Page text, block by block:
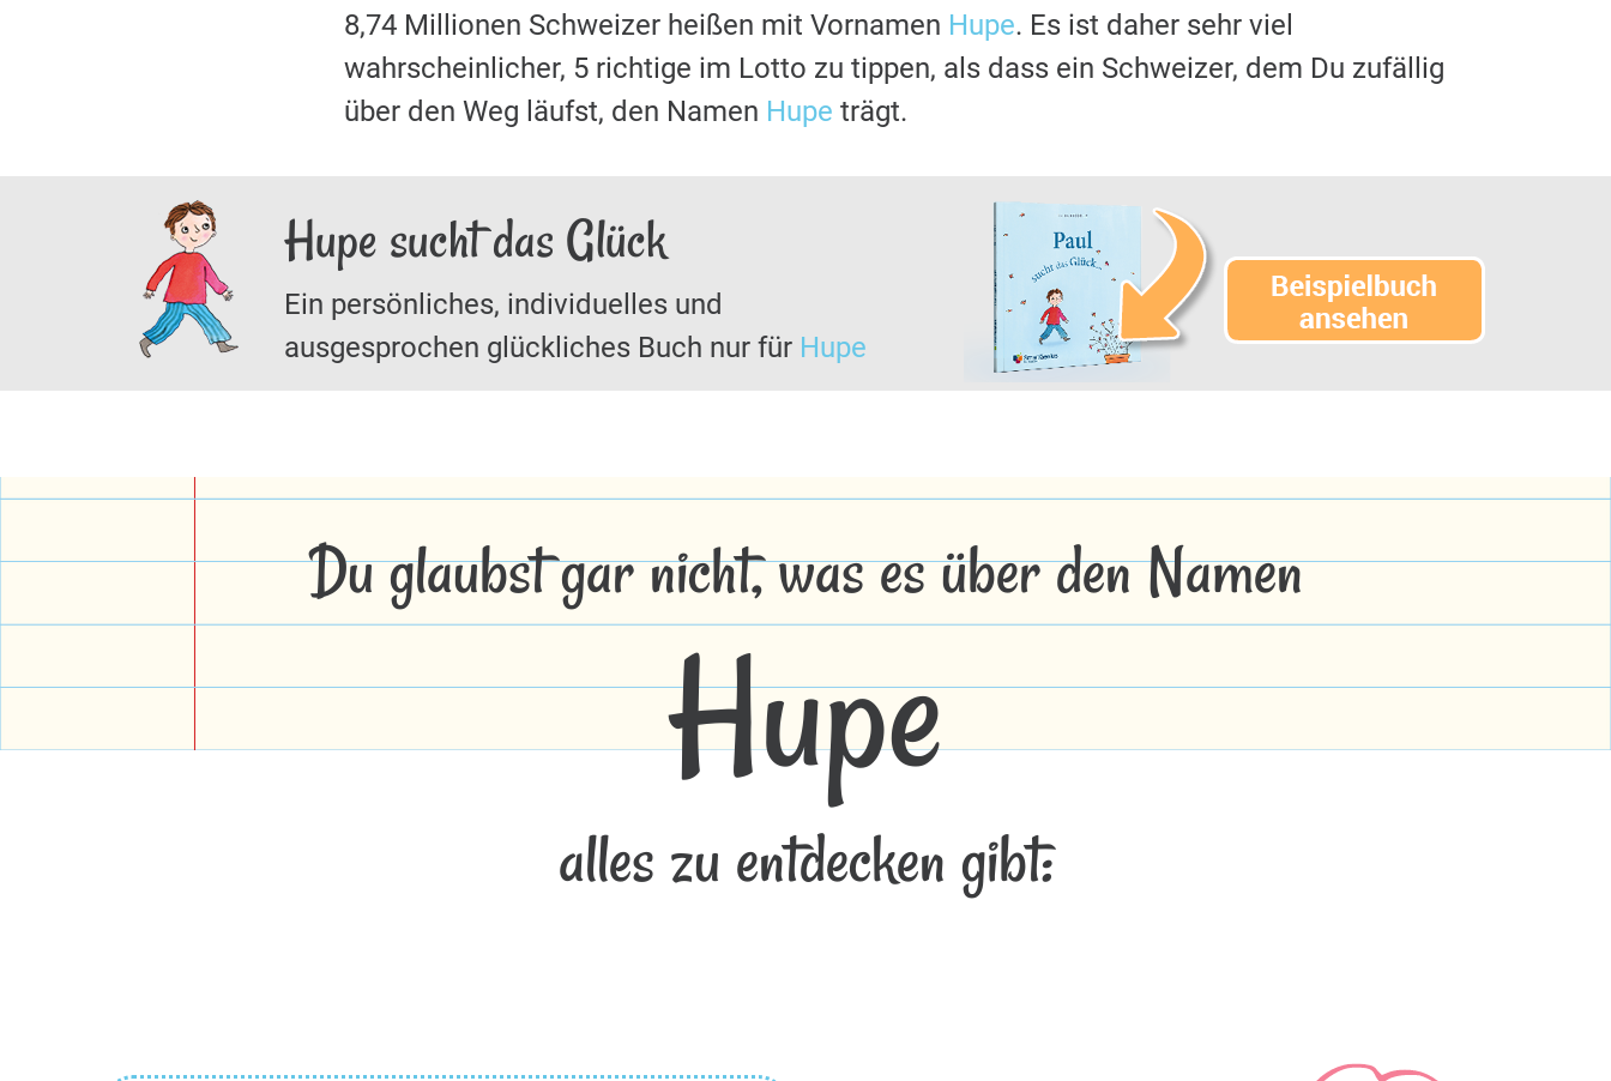
8,74 Millionen Schweizer heißen mit Vornamen Hupe. Es ist daher sehr viel
wahrscheinlicher, 5 richtige im Lotto zu tippen, als dass ein Schweizer, dem Du zufällig
über den Weg läufst, den Namen Hupe trägt.
Hupe sucht das Glück
Ein persönliches, individuelles und
ausgesprochen glückliches Buch nur für Hupe
Du glaubst gar nicht, was es über den Namen
Hupe
alles zu entdecken gibt: